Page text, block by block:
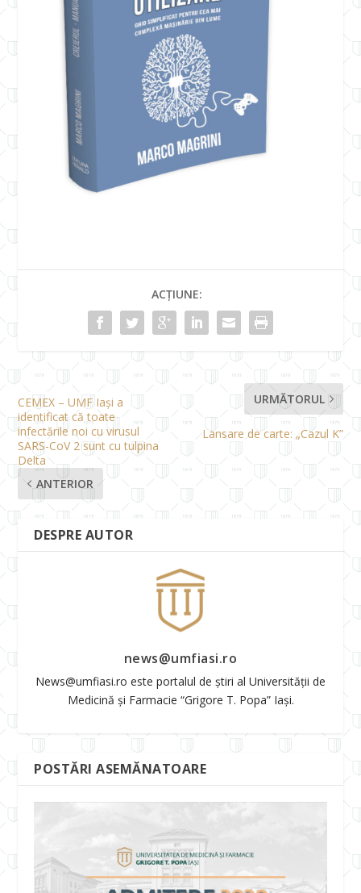
ACȚIUNE:
CEMEX – UMF Iași a
identificat că toate
infectările noi cu virusul
SARS-CoV 2 sunt cu tulpina
Delta
ANTERIOR
URMĂTORUL
Lansare de carte: „Cazul K”
DESPRE AUTOR
news@umfiasi.ro
News@umfiasi.ro este portalul de știri al Universității de
Medicină și Farmacie “Grigore T. Popa” Iași.
POSTĂRI ASEMĂNATOARE